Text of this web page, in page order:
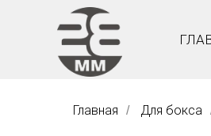
Главная / Для бокса